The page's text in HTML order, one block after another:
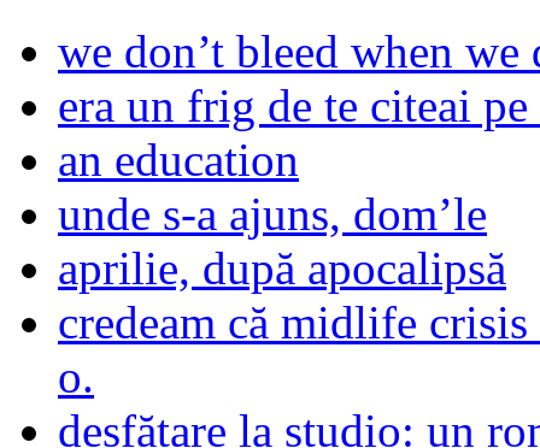
we don’t bleed when we
era un frig de te citeai
an education
unde s-a ajuns, dom’le
aprilie, după apocalipsă
credeam că midlife crisis
o.
desfătare la studio: un